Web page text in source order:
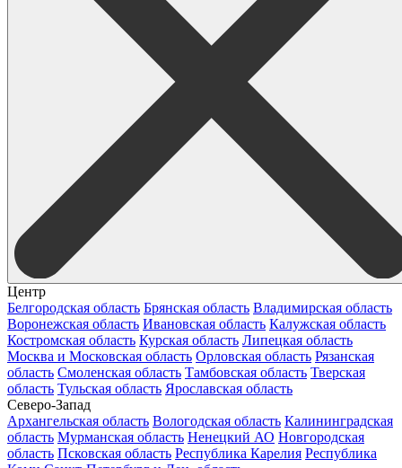
Центр
Белгородская область Брянская область Владимирская область
Воронежская область Ивановская область Калужская область
Костромская область Курская область Липецкая область
Москва и Московская область Орловская область Рязанская
область Смоленская область Тамбовская область Тверская
область Тульская область Ярославская область
Северо-Запад
Архангельская область Вологодская область Калининградская
область Мурманская область Ненецкий АО Новгородская
область Псковская область Республика Карелия Республика